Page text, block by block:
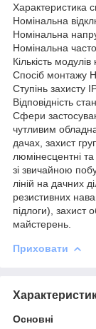
Характеристика
Номінальна
Номінальна
Номінальна
Кількість
Спосіб монтажу
Ступінь захисту
Відповідність
Сфери
чутливим
дачах, захист
люмінесцентні
зі звичайною
ліній на дачних
резистивних
підлоги), захист
майстерень.
Приховати
Основні